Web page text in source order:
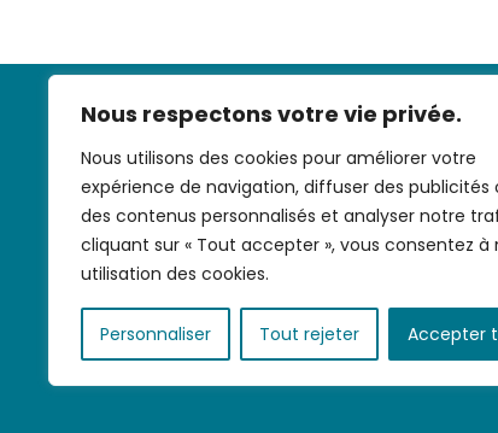
Nous respectons votre vie privée.
Nous utilisons des cookies pour améliorer votre
expérience de navigation, diffuser des publicités
des contenus personnalisés et analyser notre
cliquant sur « Tout accepter », vous consentez à
utilisation des cookies.
Personnaliser Tout rejeter Accepter
Nous